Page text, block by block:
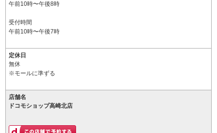
午前10時〜午後8時
受付時間
午前10時〜午後7時
定休日
無休
※モールに準ずる
店舗名
ドコモショップ高崎北店